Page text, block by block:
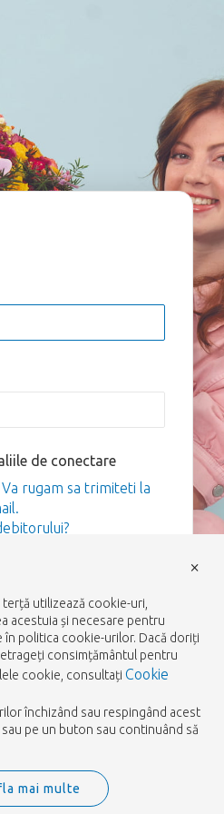
de conectare
rugam sa trimiteti la
utilizează cookie-uri,
acestuia și necesare pentru
politica cookie-urilor. Dacă doriți
consimțământul pentru
cookie, consultați Cookie
închizând sau respingând acest
pe un buton sau continuând să
mai multe
×